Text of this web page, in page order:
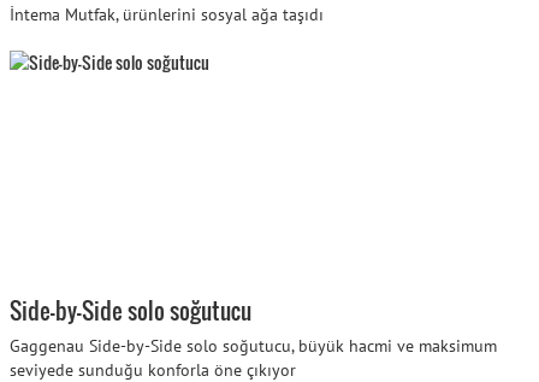
İntema Mutfak, ürünlerini sosyal ağa taşıdı
Side-by-Side solo soğutucu
Gaggenau Side-by-Side solo soğutucu, büyük hacmi ve maksimum
seviyede sunduğu konforla öne çıkıyor